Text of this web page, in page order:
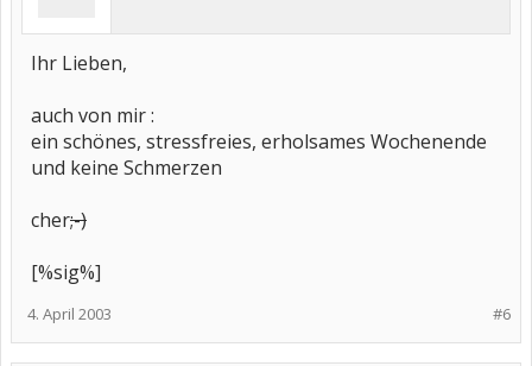
Ihr Lieben,
auch von mir :
ein schönes, stressfreies, erholsames Wochenende
und keine Schmerzen
cher;-)
[%sig%]
#6
4. April 2003